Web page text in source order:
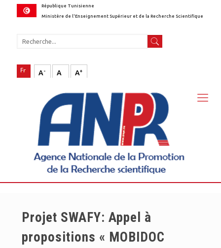
République Tunisienne
Ministère de l'Enseignement Supérieur et de la Recherche Scientifique
A- A A+
Projet SWAFY: Appel à
propositions « MOBIDOC